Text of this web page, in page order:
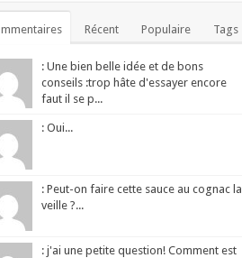
Récent Populaire Tags
: Une bien belle idée et de bons
conseils :trop hâte d'essayer encore
faut il se p...
: Oui...
: Peut-on faire cette sauce au cognac la
veille ?...
: j'ai une petite question! Comment est